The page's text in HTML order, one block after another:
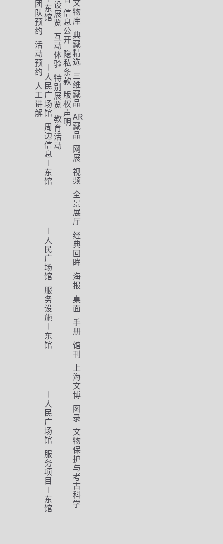
团
队
预
约
活
动
预
约
人
工
讲
解
东
馆
人
民
广
场
馆
周
边
信
息
东
馆
人
民
广
场
馆
服
务
设
施
东
馆
人
民
广
场
馆
服
务
项
目
东
馆
设
展
览
互
动
体
验
特
别
展
览
教
育
活
动
信
息
公
开
隐
私
条
款
版
权
声
明
文
物
库
典
藏
精
选
三
维
藏
品
AR
藏
品
网
展
视
频
全
景
展
厅
经
典
回
眸
海
报
桌
面
手
册
馆
刊
上
海
文
博
图
录
文
物
保
护
与
考
古
科
学